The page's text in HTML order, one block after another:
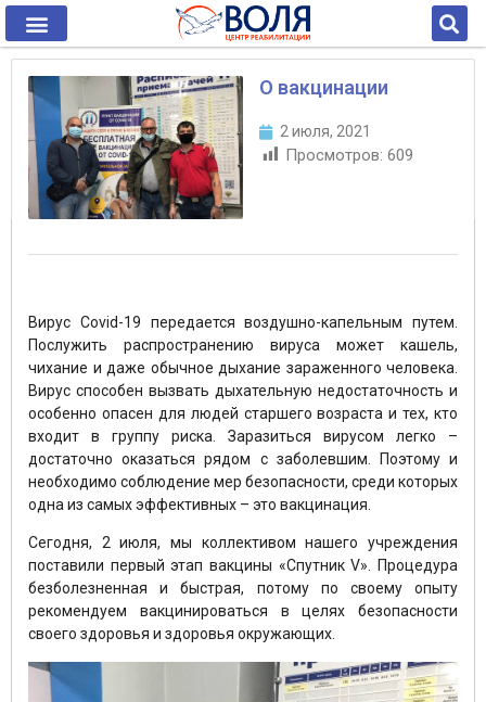
О вакцинации
2 июля, 2021
Просмотров: 609
Вирус Covid-19 передается воздушно-капельным путем.
Послужить распространению вируса может кашель,
чихание и даже обычное дыхание зараженного человека.
Вирус способен вызвать дыхательную недостаточность и
особенно опасен для людей старшего возраста и тех, кто
входит в группу риска. Заразиться вирусом легко –
достаточно оказаться рядом с заболевшим. Поэтому и
необходимо соблюдение мер безопасности, среди которых
одна из самых эффективных – это вакцинация.
Сегодня, 2 июля, мы коллективом нашего учреждения
поставили первый этап вакцины «Спутник V». Процедура
безболезненная и быстрая, потому по своему опыту
рекомендуем вакцинироваться в целях безопасности
своего здоровья и здоровья окружающих.